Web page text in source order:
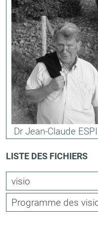
Dr Jean-Claude
LISTE DES FICHIERS
visio
Programme des